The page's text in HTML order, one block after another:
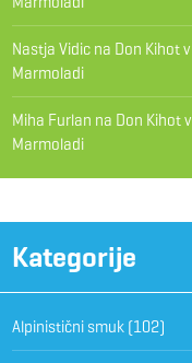
Nastja Vidicna Don Kihot v
Marmoladi
Miha Furlan na Don Kihot v
Marmoladi
Kategorije
Alpinistični smuk(102)